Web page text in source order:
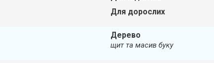
Для дорослих
Дерево
щит та масив буку